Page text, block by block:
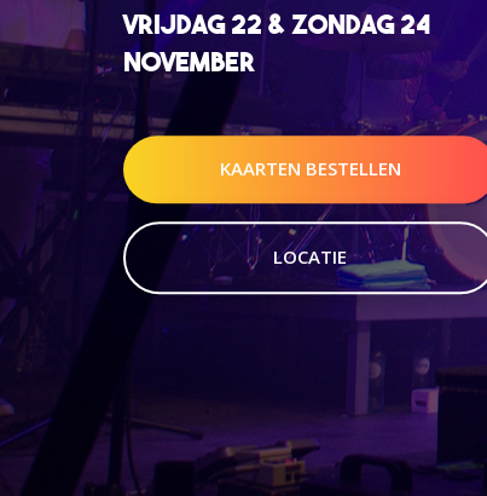
VRIJDAG 22 & ZONDAG 24
NOVEMBER
KAARTEN BESTELLEN
LOCATIE